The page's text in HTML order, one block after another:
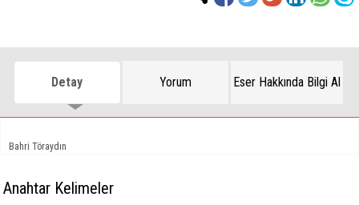
Detay Yorum Eser Hakkında Bilgi Al
Bahri Töraydın
Anahtar Kelimeler